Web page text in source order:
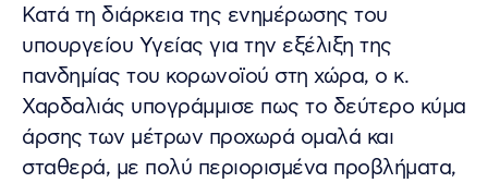
Κατά τη διάρκεια της ενημέρωσης του
υπουργείου Υγείας για την εξέλιξη της
πανδημίας του κορωνοϊού στη χώρα, ο κ.
Χαρδαλιάς υπογράμμισε πως το δεύτερο κύμα
άρσης των μέτρων προχωρά ομαλά και
σταθερά, με πολύ περιορισμένα προβλήματα,